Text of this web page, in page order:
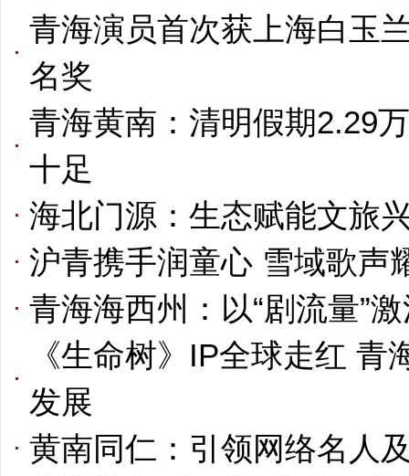
青海演员首次获上海白玉
名奖
青海黄南：清明假期2.29
十足
海北门源：生态赋能文旅
沪青携手润童心 雪域歌声
青海海西州：以“剧流量”激
《生命树》IP全球走红
发展
黄南同仁：引领网络名人